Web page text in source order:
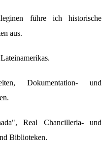
führe ich historische
aus.
Dokumentation- und
Real Chancilleria- und
Biblioteken.